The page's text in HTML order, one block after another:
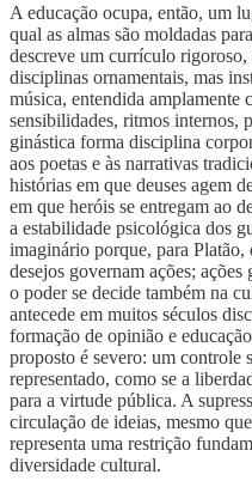
A educação ocupa, então, um
qual as almas são moldadas
descreve um currículo rigoroso,
disciplinas ornamentais, mas
música, entendida amplamente
sensibilidades, ritmos internos,
ginástica forma disciplina
aos poetas e às narrativas
histórias em que deuses agem
em que heróis se entregam ao
a estabilidade psicológica dos
imaginário porque, para
desejos governam ações;
o poder se decide também na
antecede em muitos séculos
formação de opinião e
proposto é severo: um controle
representado, como se a
para a virtude pública. A
circulação de ideias, mesmo
representa uma restrição
diversidade cultural.